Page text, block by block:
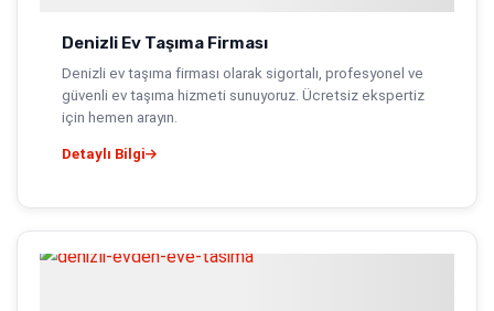
Denizli Ev Taşıma Firması
Denizli ev taşıma firması olarak sigortalı, profesyonel ve
güvenli ev taşıma hizmeti sunuyoruz. Ücretsiz ekspertiz
için hemen arayın.
Detaylı Bilgi